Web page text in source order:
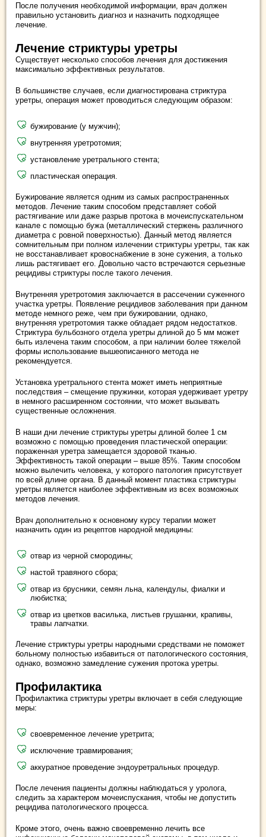
После получения необходимой информации, врач должен
правильно установить диагноз и назначить подходящее
лечение.
Лечение стриктуры уретры
Существует несколько способов лечения для достижения
максимально эффективных результатов.
В большинстве случаев, если диагностирована стриктура
уретры, операция может проводиться следующим образом:
бужирование (у мужчин);
внутренняя уретротомия;
установление уретрального стента;
пластическая операция.
Бужирование является одним из самых распространенных
методов. Лечение таким способом представляет собой
растягивание или даже разрыв протока в мочеиспускательном
канале с помощью бужа (металлический стержень различного
диаметра с ровной поверхностью). Данный метод является
сомнительным при полном излечении стриктуры уретры, так как
не восстанавливает кровоснабжение в зоне сужения, а только
лишь растягивает его. Довольно часто встречаются серьезные
рецидивы стриктуры после такого лечения.
Внутренняя уретротомия заключается в рассечении суженного
участка уретры. Появление рецидивов заболевания при данном
методе немного реже, чем при бужировании, однако,
внутренняя уретротомия также обладает рядом недостатков.
Стриктура бульбозного отдела уретры длиной до 5 мм может
быть излечена таким способом, а при наличии более тяжелой
формы использование вышеописанного метода не
рекомендуется.
Установка уретрального стента может иметь неприятные
последствия – смещение пружинки, которая удерживает уретру
в немного расширенном состоянии, что может вызывать
существенные осложнения.
В наши дни лечение стриктуры уретры длиной более 1 см
возможно с помощью проведения пластической операции:
пораженная уретра замещается здоровой тканью.
Эффективность такой операции – выше 85%. Таким способом
можно вылечить человека, у которого патология присутствует
по всей длине органа. В данный момент пластика стриктуры
уретры является наиболее эффективным из всех возможных
методов лечения.
Врач дополнительно к основному курсу терапии может
назначить один из рецептов народной медицины:
отвар из черной смородины;
настой травяного сбора;
отвар из брусники, семян льна, календулы, фиалки и
любистка;
отвар из цветков василька, листьев грушанки, крапивы,
травы лапчатки.
Лечение стриктуры уретры народными средствами не поможет
больному полностью избавиться от патологического состояния,
однако, возможно замедление сужения протока уретры.
Профилактика
Профилактика стриктуры уретры включает в себя следующие
меры:
своевременное лечение уретрита;
исключение травмирования;
аккуратное проведение эндоуретральных процедур.
После лечения пациенты должны наблюдаться у уролога,
следить за характером мочеиспускания, чтобы не допустить
рецидива патологического процесса.
Кроме этого, очень важно своевременно лечить все